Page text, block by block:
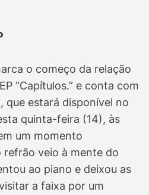
o começo da relação
“Capítulos.” e conta com
que estará disponível no
quinta-feira (14), às
um momento
refrão veio à mente do
ao piano e deixou as
a faixa por um